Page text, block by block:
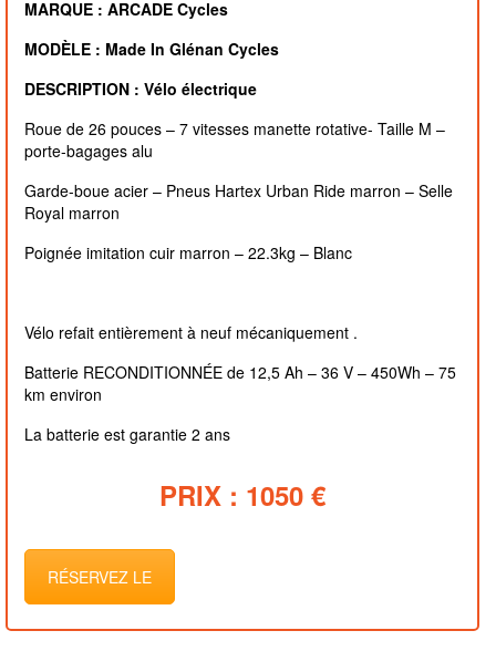
MARQUE : ARCADE Cycles
MODÈLE : Made In Glénan Cycles
DESCRIPTION : Vélo électrique
Roue de 26 pouces – 7 vitesses manette rotative- Taille M –
porte-bagages alu
Garde-boue acier – Pneus Hartex Urban Ride marron – Selle
Royal marron
Poignée imitation cuir marron – 22.3kg – Blanc
Vélo refait entièrement à neuf mécaniquement .
Batterie RECONDITIONNÉE de 12,5 Ah – 36 V – 450Wh – 75
km environ
La batterie est garantie 2 ans
PRIX : 1050 €
RÉSERVEZ LE